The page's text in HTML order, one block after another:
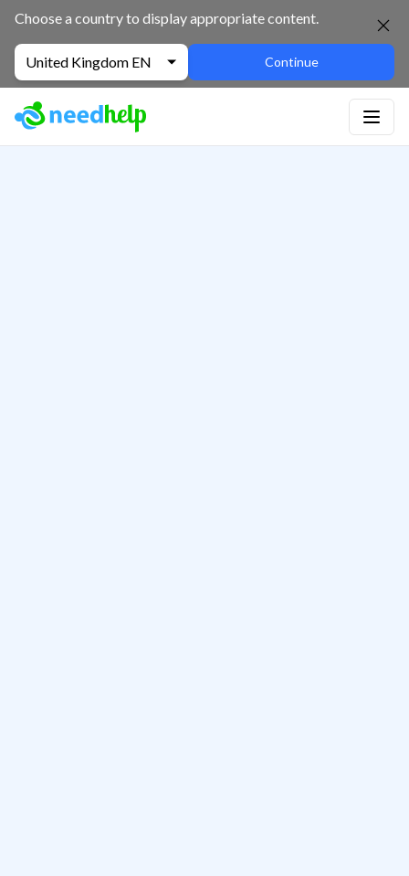
Choose a country to display appropriate content.
United Kingdom EN Continue